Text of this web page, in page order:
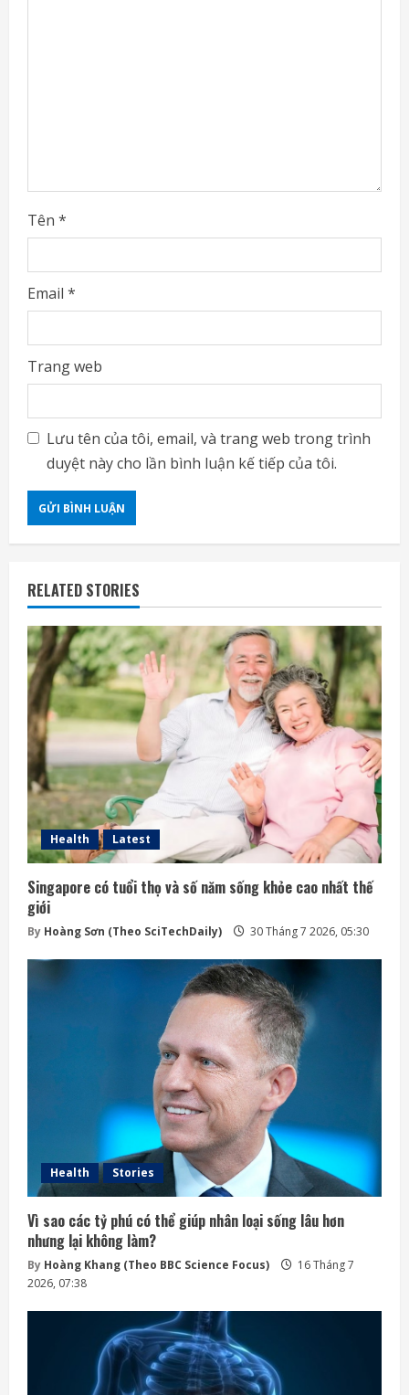
Tên *
Email *
Trang web
Lưu tên của tôi, email, và trang web trong trình
duyệt này cho lần bình luận kế tiếp của tôi.
RELATED STORIES
Health Latest
Singapore có tuổi thọ và số năm sống khỏe cao nhất thế
giới
By Hoàng Sơn (Theo SciTechDaily) 30 Tháng 7 2026, 05:30
Health Stories
Vì sao các tỷ phú có thể giúp nhân loại sống lâu hơn
nhưng lại không làm?
By Hoàng Khang (Theo BBC Science Focus)
16 Tháng 7
2026, 07:38